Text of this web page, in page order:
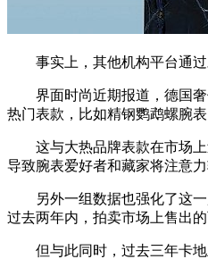
事实上，其他机构平台通过
界面时尚近期报道，德国奢侈
热门表款，比如精钢鹦鹉螺腕
这与大热品牌表款在市场上
导致腕表爱好者和藏家将注意
另外一组数据也强化了这一
过去两年内，拍卖市场上售出
但与此同时，过去三年卡地亚